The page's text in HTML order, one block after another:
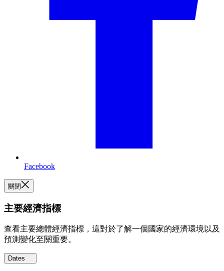
Facebook
關閉
主要經濟指標
查看主要總體經濟指標，這對於了解一個國家的經濟環境以及
預測變化至關重要。
Dates